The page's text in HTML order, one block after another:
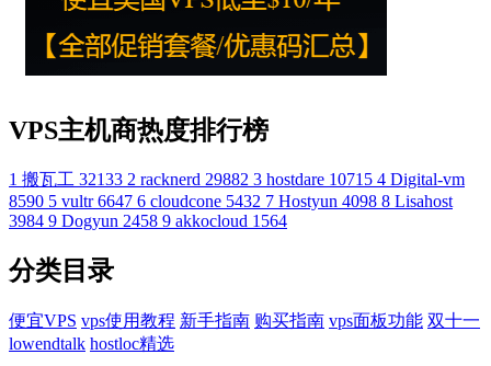
VPS主机商热度排行榜
1 搬瓦工 32133 2 racknerd 29882 3 hostdare 10715 4 Digital-vm
8590 5 vultr 6647 6 cloudcone 5432 7 Hostyun 4098 8 Lisahost
3984 9 Dogyun 2458 9 akkocloud 1564
分类目录
便宜VPS vps使用教程 新手指南 购买指南 vps面板功能 双十一
lowendtalk hostloc精选